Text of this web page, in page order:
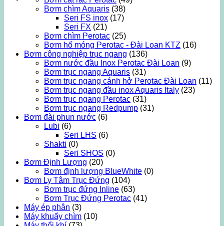
Bơm chìm Aquaris (38)
Seri FS inox (17)
Seri FX (21)
Bơm chìm Perotac (25)
Bơm hố móng Perotac - Đài Loan KTZ (16)
Bơm công nghiệp trục ngang (136)
Bơm nước đầu Inox Perotac Đài Loan (9)
Bơm trục ngang Aquaris (31)
Bơm trục ngang cánh hở Perotac Đài Loan (11)
Bơm trục ngang đầu inox Aquaris Italy (23)
Bơm trục ngang Perotac (31)
Bơm trục ngang Redpump (31)
Bơm đài phun nước (6)
Lubi (6)
Seri LHS (6)
Shakti (0)
Seri SHOS (0)
Bơm Định Lượng (20)
Bơm định lượng BlueWhite (0)
Bơm Ly Tâm Trục Đứng (104)
Bơm trục đứng Inline (63)
Bơm Trục Đứng Perotac (41)
Máy ép phân (3)
Máy khuấy chìm (10)